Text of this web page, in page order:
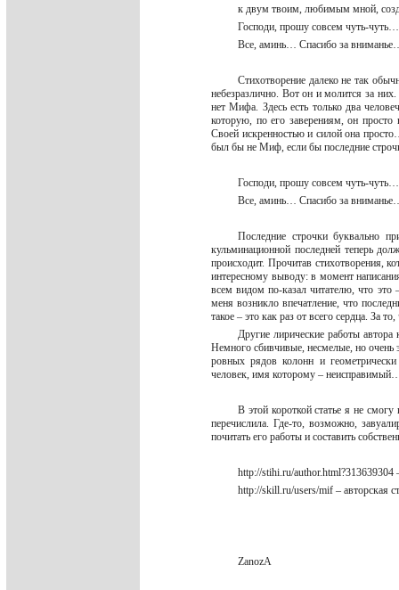
к двум твоим, любимым мной,
Господи, прошу совсем чуть-
Все, аминь… Спасибо за
Стихотворение далеко не так
небезразлично. Вот он и молится за
нет Мифа. Здесь есть только два
которую, по его заверениям, он
Своей искренностью и силой она
был бы не Миф, если бы последние
Господи, прошу совсем чуть-
Все, аминь… Спасибо за
Последние строчки буквально
кульминационной последней теперь
происходит. Прочитав стихотворения,
интересному выводу: в момент
всем видом по-казал читателю, что
меня возникло впечатление, что
такое – это как раз от всего сердца. За
Другие лирические работы
Немного сбивчивые, несмелые, но очень
ровных рядов колонн и
человек, имя которому –
В этой короткой статье я не
перечислила. Где-то, возможно,
почитать его работы и составить
http://stihi.ru/author.html?313639304
http://skill.ru/users/mif – авторская
ZanozA